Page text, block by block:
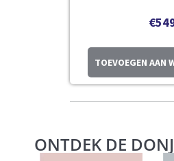
€
TOEVOEGEN AAN
ONTDEK DE